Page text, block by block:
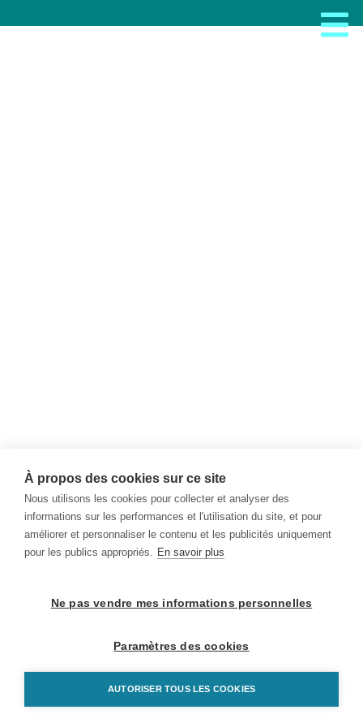
À propos des cookies sur ce site
Nous utilisons les cookies pour collecter et analyser des
informations sur les performances et l'utilisation du site, et pour
améliorer et personnaliser le contenu et les publicités uniquement
pour les publics appropriés. En savoir plus
Ne pas vendre mes informations personnelles
Paramètres des cookies
AUTORISER TOUS LES COOKIES